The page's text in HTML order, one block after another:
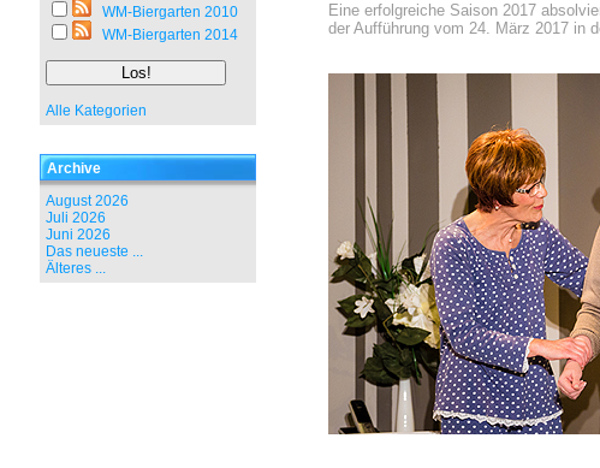
WM-Biergarten 2010
WM-Biergarten 2014
Alle Kategorien
Archive
August 2026
Juli 2026
Juni 2026
Das neueste ...
Älteres ...
Eine erfolgreiche Saison 2017
der Aufführung vom 24. März 2017 in